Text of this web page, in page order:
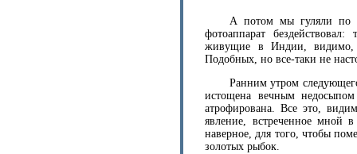
А потом мы гуляли по
фотоаппарат
живущие в Индии, видимо,
Подобных, но все-таки не
Ранним утром
истощена вечным
атрофирована. Все это,
явление, встреченное мной
наверное, для того, чтобы
золотых рыбок.